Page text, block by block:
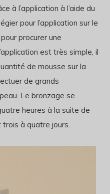
à l’application à l’aide du
pour l’application sur le
procurer une
est très simple, il
de mousse sur la
de grands
Le bronzage se
heures à la suite de
trois à quatre jours.